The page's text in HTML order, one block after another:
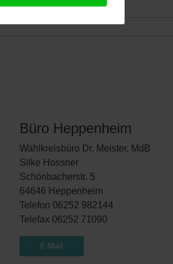
Berlin
Büro Heppenheim
Wahlkreisbüro Dr. Meister, MdB
Silke Hossner
Schönbacherstr. 5
64646 Heppenheim
Telefon 06252 982144
Telefax 06252 71090
E-Mail